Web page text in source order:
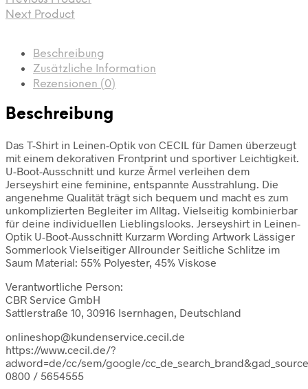
Next Product
Beschreibung
Zusätzliche Information
Rezensionen (0)
Beschreibung
Das T-Shirt in Leinen-Optik von CECIL für Damen überzeugt
mit einem dekorativen Frontprint und sportiver Leichtigkeit.
U-Boot-Ausschnitt und kurze Ärmel verleihen dem
Jerseyshirt eine feminine, entspannte Ausstrahlung. Die
angenehme Qualität trägt sich bequem und macht es zum
unkomplizierten Begleiter im Alltag. Vielseitig kombinierbar
für deine individuellen Lieblingslooks. Jerseyshirt in Leinen-
Optik U-Boot-Ausschnitt Kurzarm Wording Artwork Lässiger
Sommerlook Vielseitiger Allrounder Seitliche Schlitze im
Saum Material: 55% Polyester, 45% Viskose
Verantwortliche Person:
CBR Service GmbH
Sattlerstraße 10, 30916 Isernhagen, Deutschland
onlineshop@kundenservice.cecil.de
https://www.cecil.de/?
adword=de/cc/sem/google/
0800 / 5654555